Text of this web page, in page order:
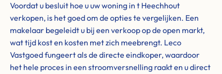
Voordat u besluit hoe u uw woning in t Heechhout
verkopen, is het goed om de opties te vergelijken. Een
makelaar begeleidt u bij een verkoop op de open markt,
wat tijd kost en kosten met zich meebrengt. Leco
Vastgoed fungeert als de directe eindkoper, waardoor
het hele proces in een stroomversnelling raakt en u direct